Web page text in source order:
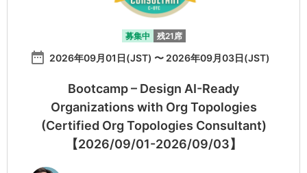
募集中 残21席
date_range 2026年09月01日(JST) 〜 2026年09月03日(JST)
Bootcamp – Design AI-Ready
Organizations with Org Topologies
(Certified Org Topologies Consultant)
【2026/09/01-2026/09/03】